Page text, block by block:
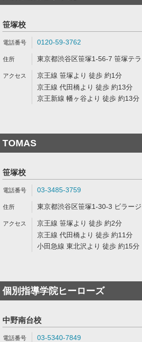
笹塚校
0120-59-3762
東京都渋谷区笹塚1-56-7 笹塚テ
京王線 笹塚より 徒歩 約1分
京王線 代田橋より 徒歩 約13分
京王新線 幡ヶ谷より 徒歩 約13分
TOMAS
笹塚校
03-3485-3759
東京都渋谷区笹塚1-30-3 ビラー
京王線 笹塚より 徒歩 約2分
京王線 代田橋より 徒歩 約11分
小田急線 東北沢より 徒歩 約15分
個別指導学院ヒーローズ
中野南台校
03-5340-7849